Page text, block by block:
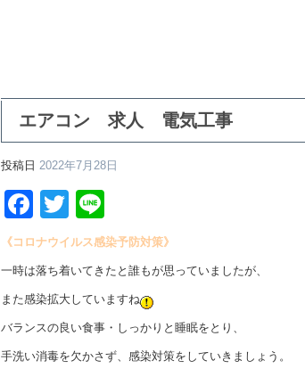
エアコン 求人 電気工事
投稿日 2022年7月28日
Facebook
Twitter
《コロナウイルス感染予防対策》
一時は落ち着いてきたと誰もが思っていましたが、
また感染拡大していますね
バランスの良い食事・しっかりと睡眠をとり、
手洗い消毒を欠かさず、感染対策をしていきましょう。